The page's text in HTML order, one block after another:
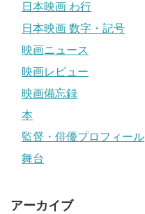
日本映画 わ行
日本映画 数字・記号
映画ニュース
映画レビュー
映画備忘録
本
監督・俳優プロフィール
舞台
アーカイブ